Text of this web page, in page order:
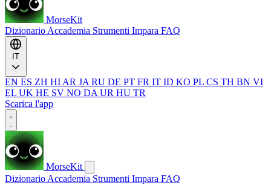
MorseKit
Dizionario Accademia Strumenti Impara FAQ
EN ES ZH HI AR JA RU DE PT FR IT ID KO PL CS TH BN VI
EL UK HE SV NO DA UR HU TR
Scarica l'app
MorseKit
Dizionario Accademia Strumenti Impara FAQ